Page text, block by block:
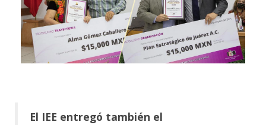
El IEE entregó también el